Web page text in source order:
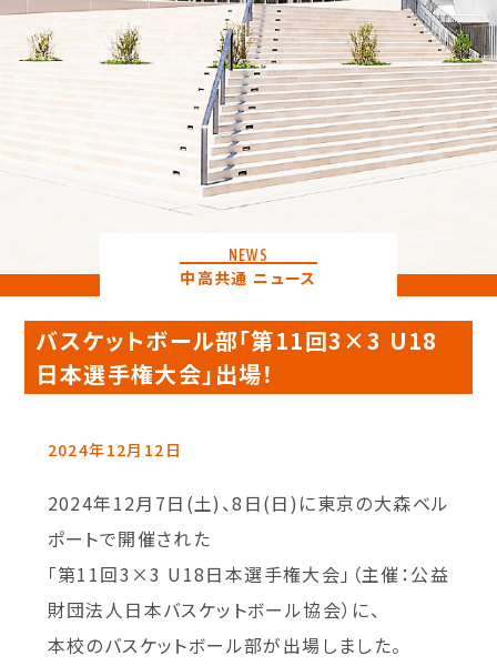
NEWS
中高共通 ニュース
バスケットボール部「第11回3×3 U18
日本選手権大会」出場！
2024年12月12日
2024年12月7日(土)、8日(日)に東京の大森ベル
ポートで開催された
「第11回3×3 U18日本選手権大会」（主催：公益
財団法人日本バスケットボール協会）に、
本校のバスケットボール部が出場しました。